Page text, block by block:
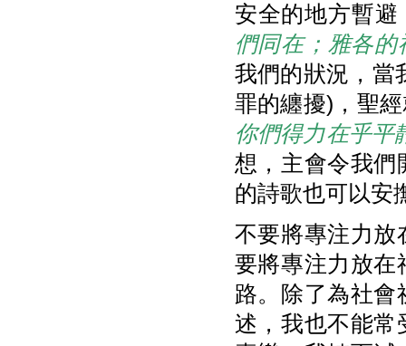
安全的地方暫
們同在；雅各
我們的狀況，當
罪的纏擾)，聖
你們得力在乎平
想，主會令我們
的詩歌也可以安
不要將專注力放
要將專注力放在
路。除了為社會
述，我也不能常